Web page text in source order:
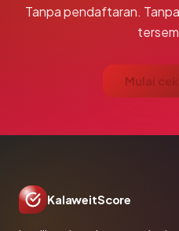
Tanpa pendaftaran.
Mulai
KalaweitScore